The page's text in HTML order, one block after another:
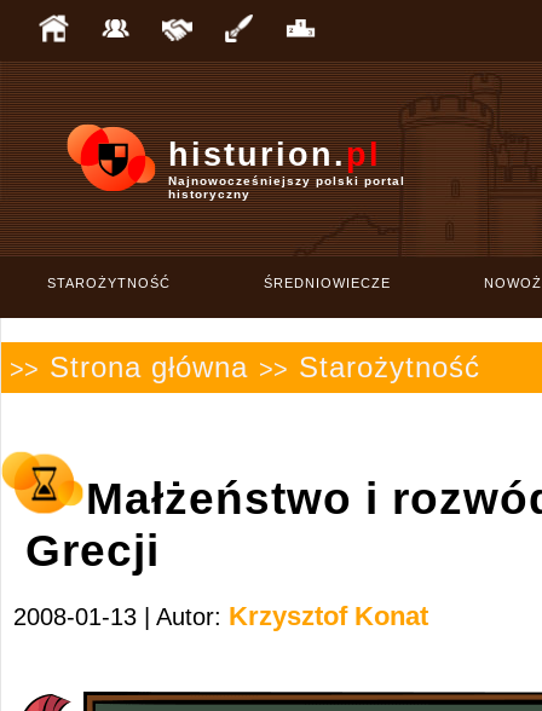
histurion.pl
Najnowocześniejszy polski portal
historyczny
STAROŻYTNOŚĆ ŚREDNIOWIECZE
>> Strona główna >> Starożytność
Małżeństwo i
Grecji
2008-01-13 | Autor: Krzysztof Konat